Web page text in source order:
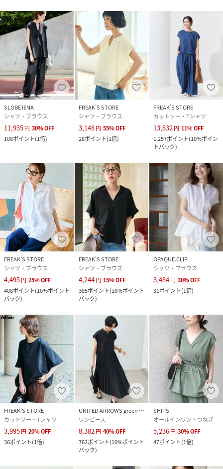
SLOBE IENA
シャツ・ブラウス
11,935円 30%OFF
108ポイント(1倍)
FREAK’S STORE
シャツ・ブラウス
3,148円 55%OFF
28ポイント(1倍)
FREAK’S STORE
カットソー・Tシャツ
13,832円 11%OFF
1,257ポイント(10%ポイン
トバック)
FREAK’S STORE
シャツ・ブラウス
4,495円 25%OFF
408ポイント(10%ポイント
バック)
FREAK’S STORE
シャツ・ブラウス
4,244円 15%OFF
385ポイント(10%ポイント
バック)
OPAQUE.CLIP
シャツ・ブラウス
3,484円 30%OFF
31ポイント(1倍)
FREAK’S STORE
カットソー・Tシャツ
3,995円 20%OFF
36ポイント(1倍)
UNITED ARROWS green label relaxing
ワンピース
8,382円 40%OFF
762ポイント(10%ポイント
バック)
SHIPS
オールインワン・つなぎ
5,236円 30%OFF
47ポイント(1倍)